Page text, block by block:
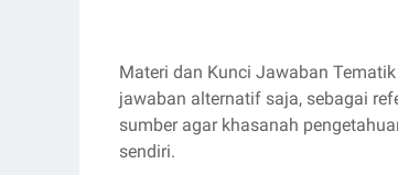
Materi dan Kunci Jawaban
jawaban alternatif saja, sebagai
sumber agar khasanah
sendiri.